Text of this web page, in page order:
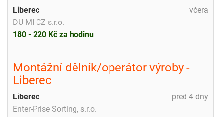
včera
Liberec
DU-MI CZ s.r.o.
180 - 220 Kč za hodinu
Montážní dělník/operátor výroby -
Liberec
před 4 dny
Liberec
Enter-Prise Sorting, s.r.o.